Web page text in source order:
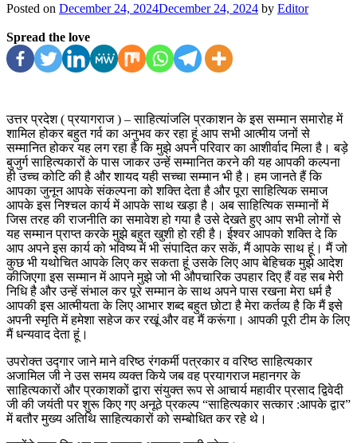
Posted on December 24, 2024December 24, 2024 by Editor
Spread the love
उत्तर प्रदेश ( प्रयागराज ) – साहित्यांजलि प्रकाशन के इस सम्मान समारोह में
शामिल होकर बहुत गर्व का अनुभव कर रहा हूं आप सभी आत्मीय जनों से
सम्मानित होकर यह लग रहा है कि मुझे अपने परिवार का आशीर्वाद मिला है। बड़े
बुजुर्ग साहित्यकारों के पास जाकर उन्हें सम्मानित करने की यह आपकी कल्पना
ही उच्च कोटि की है और शायद यही सच्चा सम्मान भी है। हम जानते हैं कि
आपका जुनून आपके संकल्पना को शक्ति देता है और पूरा साहित्यिक समाज
आपके इस निश्चल कार्य में आपके साथ खड़ा है। अब साहित्यिक सम्मानों में
जिस तरह की राजनीति का समावेश हो गया है उसे देखते हुए आप सभी लोगों से
यह सम्मान प्राप्त करके मुझे बहुत खुशी हो रही है। ईश्वर आपको शक्ति दे कि
आप अपने इस कार्य को भविष्य में भी संपादित कर सकें, मैं आपके साथ हूं। मैं जो
कुछ भी यथोचित आपके लिए कर सकता हूं उसके लिए आप बेहिचक मुझे आदेश
कीजिएगा इस सम्मान में आपने मुझे जो भी औपचारिक उपहार दिए हैं वह सब मेरी
निधि है और उन्हें संभाल कर पूरे सम्मान के साथ अपने पास रखना मेरा धर्म है
आपकी इस आत्मीयता के लिए आभार शब्द बहुत छोटा है मेरा कर्तव्य है कि मैं इसे
अपनी स्मृति में हमेशा सहेज कर रखूं और वह मैं करूंगा। आपकी पूरी टीम के लिए
मैं धन्यवाद देता हूं।
उपरोक्त उद्गार जाने माने वरिष्ठ रंगकर्मी पत्रकार व वरिष्ठ साहित्यकार
अजामिल जी ने उस समय व्यक्त किये जब वह प्रयागराज महानगर के
साहित्यकारों और प्रकाशकों द्वारा संयुक्त रूप से आचार्य महावीर प्रसाद द्विवेदी
जी की जयंती पर शुरू किए गए अनूठे प्रकल्प “साहित्यकार सत्कार :आपके द्वार”
में बतौर मुख्य अतिथि साहित्यकारों को सम्बोधित कर रहे थे।